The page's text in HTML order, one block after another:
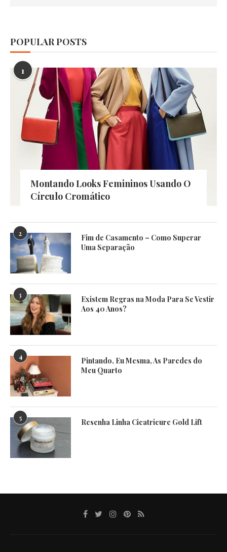
POPULAR POSTS
1
Montando Looks Femininos Usando O
Círculo Cromático
2
Fim de Casamento – Como Superar
Uma Separação
3
Existem Regras na Moda Para Se Vestir
Aos 40 Anos?
4
Pintando, Eu Mesma, As Paredes do
Meu Quarto
5 Resenha Linha Cicatricure Gold Lift